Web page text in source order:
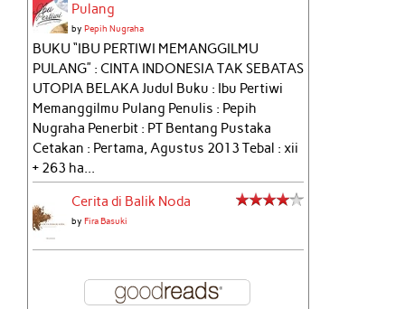
Pulang
byPepih Nugraha
BUKU “IBU PERTIWI MEMANGGILMU
PULANG” : CINTA INDONESIA TAK SEBATAS
UTOPIA BELAKA Judul Buku : Ibu Pertiwi
Memanggilmu Pulang Penulis : Pepih
Nugraha Penerbit : PT Bentang Pustaka
Cetakan : Pertama, Agustus 2013 Tebal : xii
+ 263 ha...
Cerita di Balik Noda
byFira Basuki